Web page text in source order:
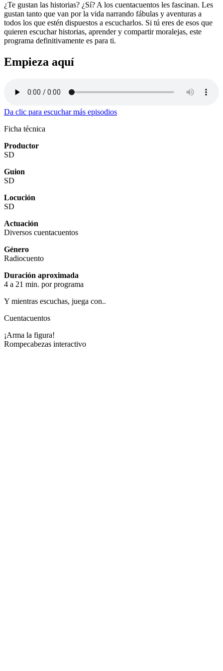
¿Te gustan las historias? ¿Sí? A los cuentacuentos les fascinan. Les
gustan tanto que van por la vida narrando fábulas y aventuras a
todos los que estén dispuestos a escucharlos. Si tú eres de esos que
quieren escuchar historias, aprender y compartir moralejas, este
programa definitivamente es para ti.
Empieza aquí
Da clic para escuchar más episodios
Ficha técnica
Productor
SD
Guion
SD
Locución
SD
Actuación
Diversos cuentacuentos
Género
Radiocuento
Duración aproximada
4 a 21 min. por programa
Y mientras escuchas, juega con..
Cuentacuentos
¡Arma la figura!
Rompecabezas interactivo